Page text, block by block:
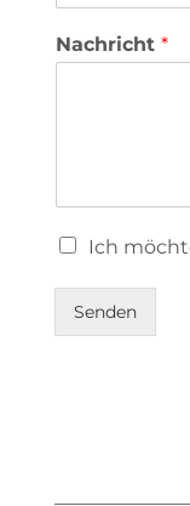
Nachricht *
Ich
Senden